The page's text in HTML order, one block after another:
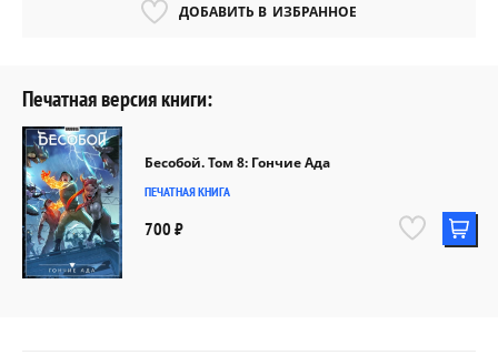
ДОБАВИТЬ В ИЗБРАННОЕ
Печатная версия книги:
Бесобой. Том 8: Гончие Ада
ПЕЧАТНАЯ КНИГА
700 ₽